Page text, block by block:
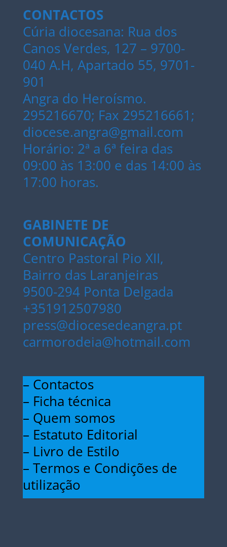
CONTACTOS
Cúria diocesana: Rua dos
Canos Verdes, 127 – 9700-
040 A.H, Apartado 55, 9701-
901
Angra do Heroísmo.
295216670; Fax 295216661;
diocese.angra@gmail.com
Horário: 2ª a 6ª feira das
09:00 às 13:00 e das 14:00 às
17:00 horas.
GABINETE DE
COMUNICAÇÃO
Centro Pastoral Pio XII,
Bairro das Laranjeiras
9500-294 Ponta Delgada
+351912507980
press@diocesedeangra.pt
carmorodeia@hotmail.com
– Contactos
– Ficha técnica
– Quem somos
– Estatuto Editorial
– Livro de Estilo
– Termos e Condições de
utilização